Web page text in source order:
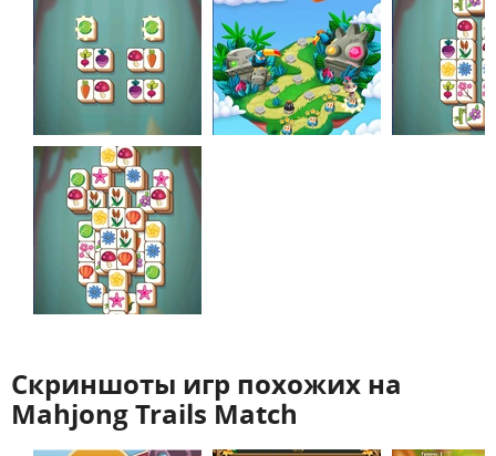
Скриншоты игр похожих на
Mahjong Trails Match